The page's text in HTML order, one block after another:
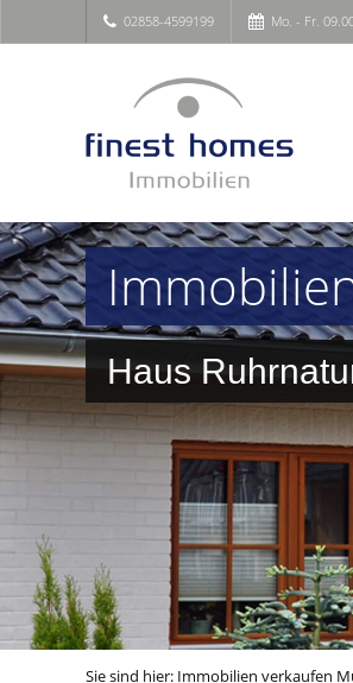
02858-4599199 Mo. - Fr.
Haus
Sie sind hier: Immobilien verkaufen